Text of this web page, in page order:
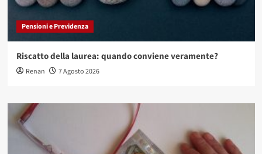
Pensioni e Previdenza
Riscatto della laurea: quando conviene veramente?
Renan 7 Agosto 2026